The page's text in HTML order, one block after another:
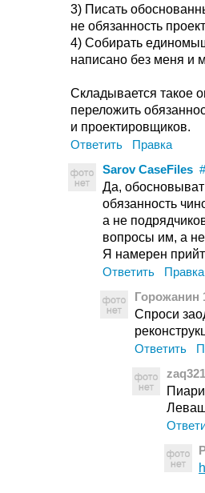
3) Писать
не обязанность
4) Собирать
написано без меня и
Складывается такое
переложить
и проектировщиков.
Ответить
Правка
Sarov CaseFiles #
Да,
обязанность
а не
вопросы им, а
Я намерен
Ответить
Правка
Горожанин
Спроси
Ответить